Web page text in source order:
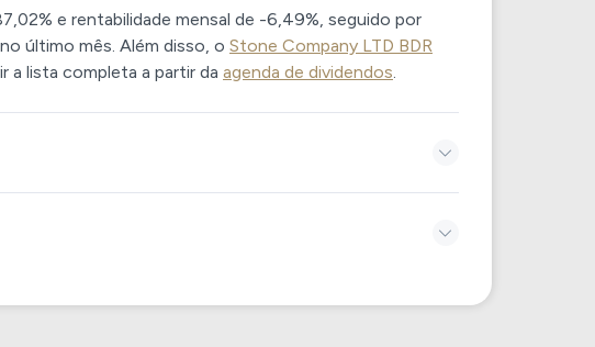
e rentabilidade mensal de -6,49%, seguido por
último mês. Além disso, o Stone Company LTD BDR
a lista completa a partir da agenda de dividendos